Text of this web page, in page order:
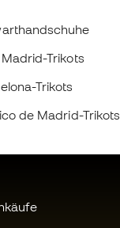
Madrid-Trikots
Trikots
de Madrid-Trikots